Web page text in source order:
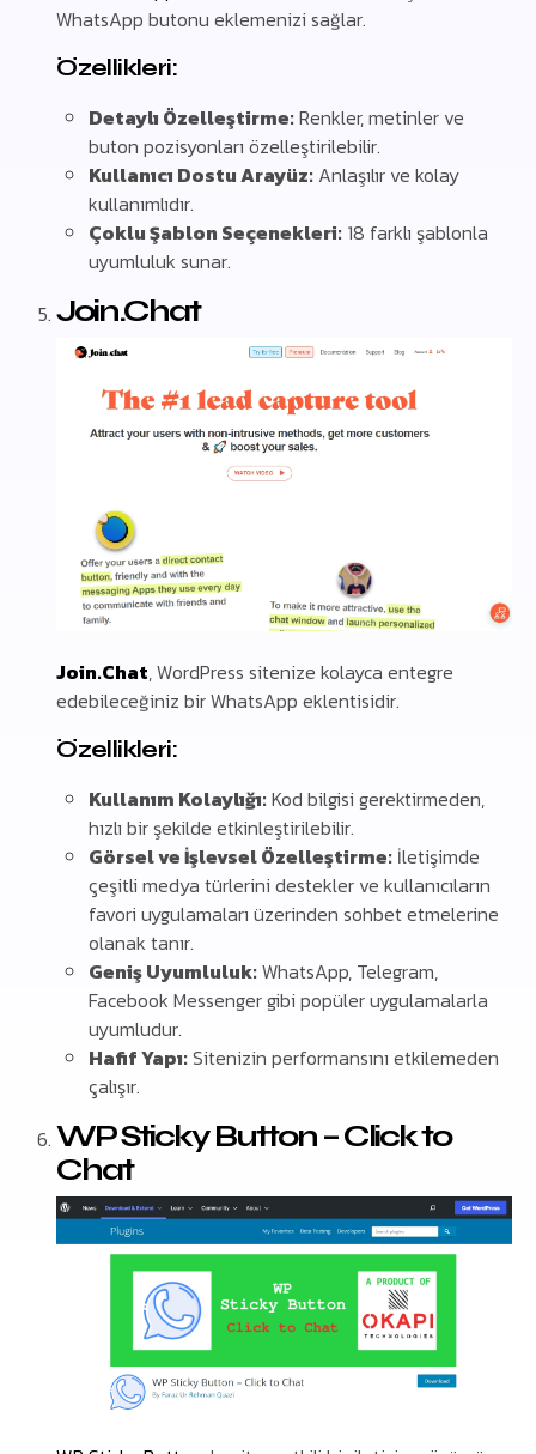
WhatsApp butonu eklemenizi sağlar.
Özellikleri:
Detaylı Özelleştirme:Renkler, metinler ve
buton pozisyonları özelleştirilebilir.
Kullanıcı Dostu Arayüz: Anlaşılır ve kolay
kullanımlıdır.
Çoklu Şablon Seçenekleri: 18 farklı şablonla
uyumluluk sunar.
Join.Chat
Join.Chat, WordPress sitenize kolayca entegre
edebileceğiniz bir WhatsApp eklentisidir.
Özellikleri:
Kullanım Kolaylığı:Kod bilgisi gerektirmeden,
hızlı bir şekilde etkinleştirilebilir.
Görsel ve İşlevsel Özelleştirme: İletişimde
çeşitli medya türlerini destekler ve kullanıcıların
favori uygulamaları üzerinden sohbet etmelerine
olanak tanır.
Geniş Uyumluluk:WhatsApp, Telegram,
Facebook Messenger gibi popüler uygulamalarla
uyumludur.
Hafif Yapı:Sitenizin performansını etkilemeden
çalışır.
WP Sticky Button – Click to
Chat